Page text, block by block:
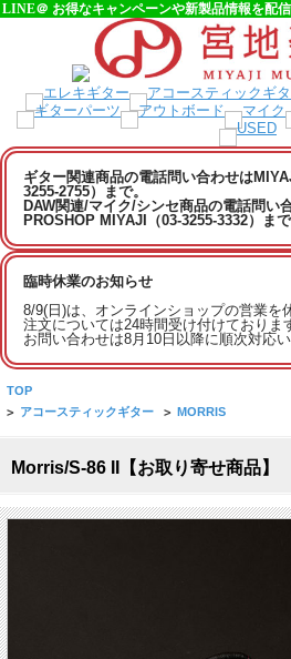
LINE＠ お得なキャンペーンや新製品情報を配
ギター関連商品の電話問い合わせは
3255-2755）まで。
DAW関連/マイク/シンセ商品の電話問い
PROSHOP MIYAJI（03-3255-3332）まで
臨時休業のお知らせ
8/9(日)は、オンラインショップの営業を
注文については24時間受け付けておりま
お問い合わせは8月10日以降に順次対応い
TOP
> アコースティックギター > MORRIS
Morris/S-86 II【お取り寄せ商品】